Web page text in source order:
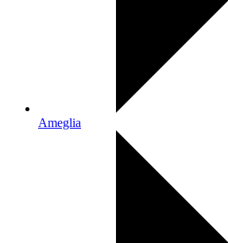
Ameglia